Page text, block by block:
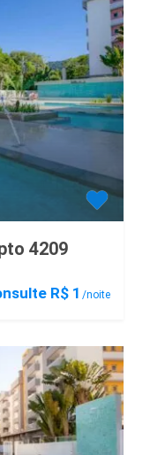
R$ 1 /noite
4209